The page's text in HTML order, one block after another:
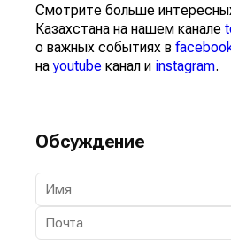
Смотрите больше
Казахстана на нашем канале
о важных событиях в
наyoutube канал и instagram.
Обсуждение